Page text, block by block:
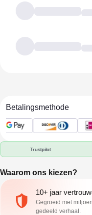
Betalingsmethode
Trustpilot
Waarom ons kiezen?
10+ jaar
Gegroeid met
gedeeld verhaal.